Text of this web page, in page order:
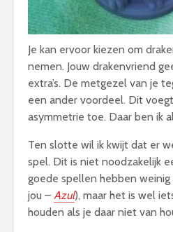
Je kan ervoor kiezen om
nemen. Jouw drakenvriend
extra’s. De metgezel van je
een ander voordeel. Dit
asymmetrie toe. Daar ben ik
Ten slotte wil ik kwijt dat er
spel. Dit is niet noodzakelijk
goede spellen hebben weinig
jou – Azul), maar het is wel
houden als je daar niet van